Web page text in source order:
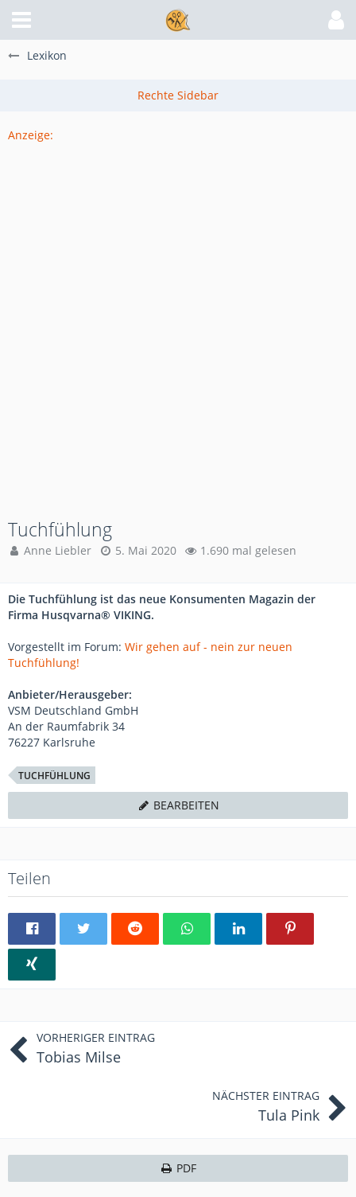
Lexikon
Anzeige:
Tuchfühlung
Anne Liebler 5. Mai 2020 1.690 mal gelesen
Die Tuchfühlung ist das neue Konsumenten Magazin der
Firma Husqvarna® VIKING.
Vorgestellt im Forum: Wir gehen auf - nein zur neuen
Tuchfühlung!
Anbieter/Herausgeber:
VSM Deutschland GmbH
An der Raumfabrik 34
76227 Karlsruhe
TUCHFÜHLUNG
BEARBEITEN
Teilen
VORHERIGER EINTRAG
Tobias Milse
NÄCHSTER EINTRAG
Tula Pink
PDF